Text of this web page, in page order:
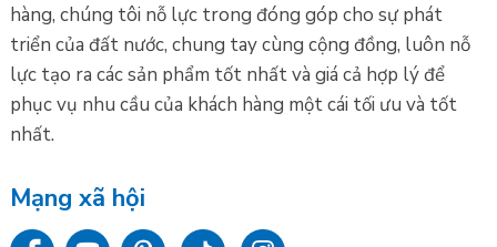
hàng, chúng tôi nỗ lực trong đóng góp cho sự phát
triển của đất nước, chung tay cùng cộng đồng, luôn nỗ
lực tạo ra các sản phẩm tốt nhất và giá cả hợp lý để
phục vụ nhu cầu của khách hàng một cái tối ưu và tốt
nhất.
Mạng xã hội